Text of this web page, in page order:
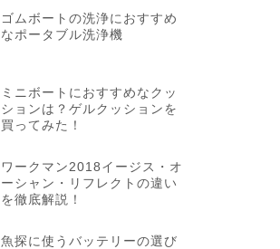
ゴムボートの洗浄におすすめ
なポータブル洗浄機
ミニボートにおすすめなクッ
ションは？ゲルクッションを
買ってみた！
ワークマン2018イージス・オ
ーシャン・リフレクトの違い
を徹底解説！
魚探に使うバッテリーの選び